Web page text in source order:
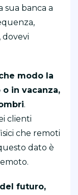
banca a
dovevi
modo la
in vacanza,
.
clienti
che remoti
dato è
futuro,